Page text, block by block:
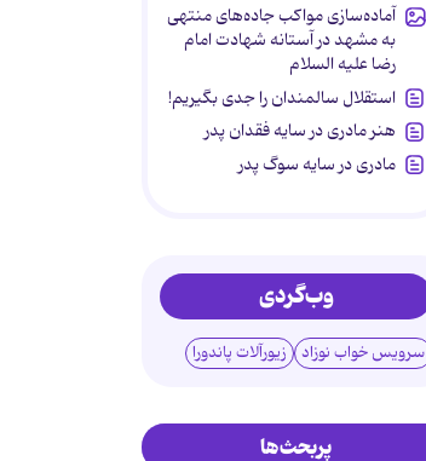
آماده‌سازی مواکب جاده‌های منتهی
به مشهد در آستانه شهادت امام
رضا علیه السلام
استقلال سالمندان را جدی بگیریم!
هنر مادری در سایه‌ فقدان پدر
مادری در سایه سوگ پدر
وب‌گردی
سرویس خواب نوزاد زیورآلات پاندورا
پربحث‌ها